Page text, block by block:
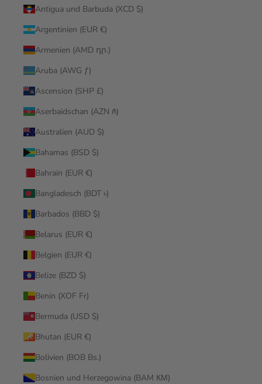
Antigua und Barbuda (XCD $)
Argentinien (EUR €)
Armenien (AMD դր.)
Aruba (AWG ƒ)
Ascension (SHP £)
Aserbaidschan (AZN ₼)
Australien (AUD $)
Bahamas (BSD $)
Bahrain (EUR €)
Bangladesch (BDT ৳)
Barbados (BBD $)
Belarus (EUR €)
Belgien (EUR €)
Belize (BZD $)
Benin (XOF Fr)
Bermuda (USD $)
Bhutan (EUR €)
Bolivien (BOB Bs.)
Bosnien und Herzegowina (BAM КМ)